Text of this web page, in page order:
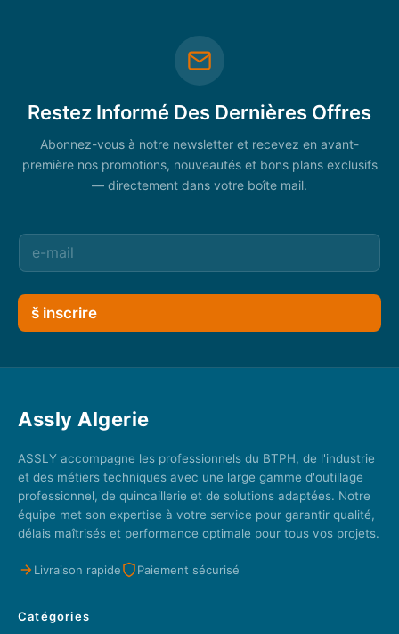
Restez Informé Des Dernières Offres
Abonnez-vous à notre newsletter et recevez en avant-
première nos promotions, nouveautés et bons plans exclusifs
— directement dans votre boîte mail.
š inscrire
Assly Algerie
ASSLY accompagne les professionnels du BTPH, de l'industrie
et des métiers techniques avec une large gamme d'outillage
professionnel, de quincaillerie et de solutions adaptées. Notre
équipe met son expertise à votre service pour garantir qualité,
délais maîtrisés et performance optimale pour tous vos projets.
Livraison rapide Paiement sécurisé
Catégories